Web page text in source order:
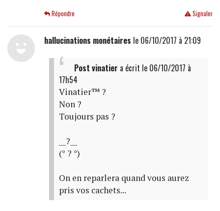
Signaler
Répondre
hallucinations monétaires le 06/10/2017 à 21:09
Post vinatier a écrit le 06/10/2017 à
17h54
Vinatier™ ?
Non ?
Toujours pas ?
__?__
(° ? °)
On en reparlera quand vous aurez
pris vos cachets...